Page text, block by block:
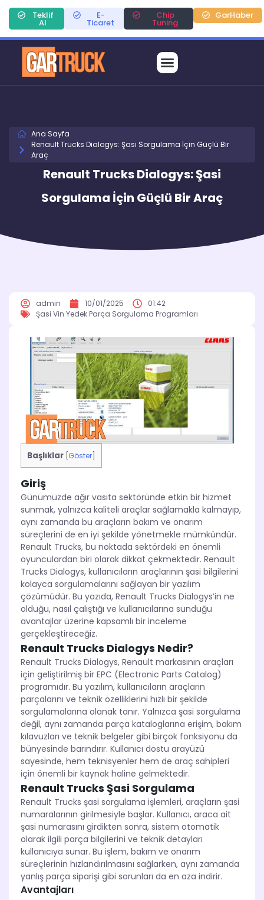
Teklif
Al
E-
Ticaret
Chip
Tuning
GarHaber
Ana Sayfa
Renault Trucks Dialogys: Şasi Sorgulama İçin Güçlü Bir
Araç
Renault Trucks Dialogys: Şasi
Sorgulama İçin Güçlü Bir Araç
admin 10/01/2025
01:42
Şasi Vin Yedek Parça Sorgulama Programları
Başlıklar Göster
Giriş
Günümüzde ağır vasıta sektöründe etkin bir hizmet
sunmak, yalnızca kaliteli araçlar sağlamakla kalmayıp,
aynı zamanda bu araçların bakım ve onarım
süreçlerini de en iyi şekilde yönetmekle mümkündür.
Renault Trucks, bu noktada sektördeki en önemli
oyunculardan biri olarak dikkat çekmektedir. Renault
Trucks Dialogys, kullanıcıların araçlarının şasi bilgilerini
kolayca sorgulamalarını sağlayan bir yazılım
çözümüdür. Bu yazıda, Renault Trucks Dialogys’in ne
olduğu, nasıl çalıştığı ve kullanıcılarına sunduğu
avantajlar üzerine kapsamlı bir inceleme
gerçekleştireceğiz.
Renault Trucks Dialogys Nedir?
Renault Trucks Dialogys, Renault markasının araçları
için geliştirilmiş bir EPC (Electronic Parts Catalog)
programıdır. Bu yazılım, kullanıcıların araçların
parçalarını ve teknik özelliklerini hızlı bir şekilde
sorgulamalarına olanak tanır. Yalnızca şasi sorgulama
değil, aynı zamanda parça kataloglarına erişim, bakım
kılavuzları ve teknik belgeler gibi birçok fonksiyonu da
bünyesinde barındırır. Kullanıcı dostu arayüzü
sayesinde, hem teknisyenler hem de araç sahipleri
için önemli bir kaynak haline gelmektedir.
Renault Trucks Şasi Sorgulama
Renault Trucks şasi sorgulama işlemleri, araçların şasi
numaralarının girilmesiyle başlar. Kullanıcı, araca ait
şasi numarasını girdikten sonra, sistem otomatik
olarak ilgili parça bilgilerini ve teknik detayları
kullanıcıya sunar. Bu işlem, bakım ve onarım
süreçlerinin hızlandırılmasını sağlarken, aynı zamanda
yanlış parça siparişi gibi sorunları da en aza indirir.
Avantajları